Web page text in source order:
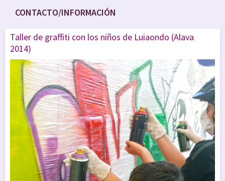
CONTACTO/INFORMACIÓN
Taller de graffiti con los niños de Luiaondo (Alava
2014)